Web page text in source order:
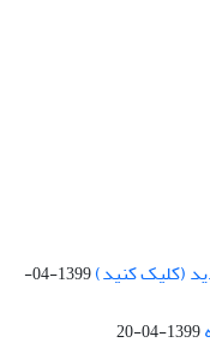
(کلیک کنید)
1399-04-
1399-04-20